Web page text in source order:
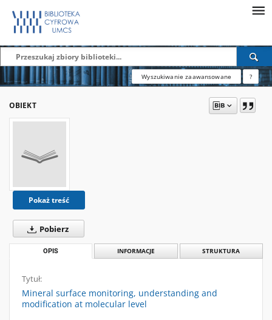
Wyszukiwanie zaawansowane ?
OBIEKT
Pokaż treść
Pobierz
OPIS INFORMACJE STRUKTURA
Tytuł:
Mineral surface monitoring, understanding and
modification at molecular level